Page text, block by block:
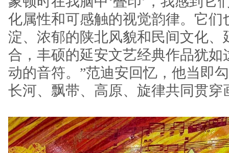
化属性和可感触的视觉韵律。它们
淀、浓郁的陕北风貌和民间文化、
合，丰硕的延安文艺经典作品犹如
动的音符。”范迪安回忆，他当即
长河、飘带、高原、旋律共同贯穿